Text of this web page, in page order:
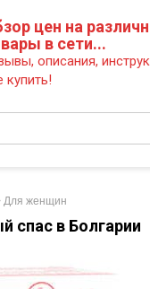
цен на
в сети...
описания,
купить!
Для женщин
спас в Болгарии